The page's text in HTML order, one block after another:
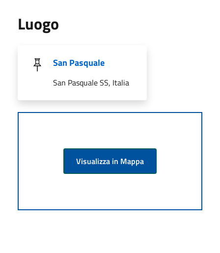
Luogo
San Pasquale
San Pasquale SS, Italia
Visualizza in Mappa